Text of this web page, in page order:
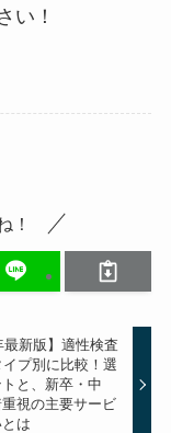
い！
！
最新版】適性検査
イプ別に比較！選
と、新卒・中
視の主要サービ
は